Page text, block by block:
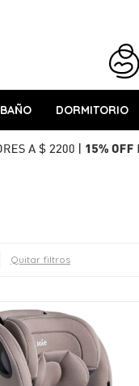
BAÑO DORMITORIO
Quitar filtros